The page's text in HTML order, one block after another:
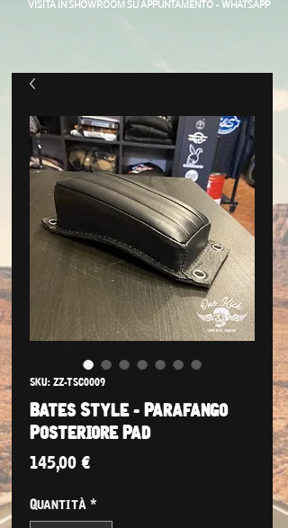
SKU: ZZ-TSC0009
Bates Style - Parafango
Posteriore Pad
145,00 €Prezzo
Quantità *